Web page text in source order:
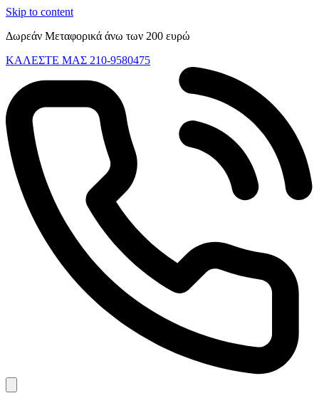
Skip to content
Δωρεάν Μεταφορικά άνω των 200 ευρώ
ΚΑΛΕΣΤΕ ΜΑΣ 210-9580475